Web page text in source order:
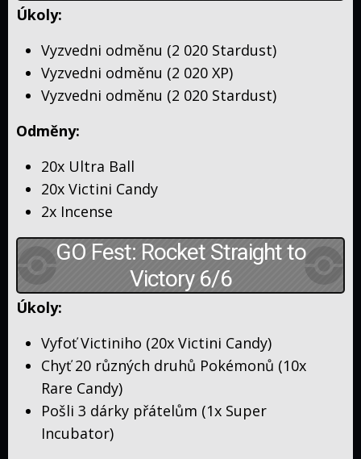
Úkoly:
Vyzvedni odměnu (2 020 Stardust)
Vyzvedni odměnu (2 020 XP)
Vyzvedni odměnu (2 020 Stardust)
Odměny:
20x Ultra Ball
20x Victini Candy
2x Incense
GO Fest: Rocket Straight to
Victory 6/6
Úkoly:
Vyfoť Victiniho (20x Victini Candy)
Chyť 20 různých druhů Pokémonů (10x
Rare Candy)
Pošli 3 dárky přátelům (1x Super
Incubator)